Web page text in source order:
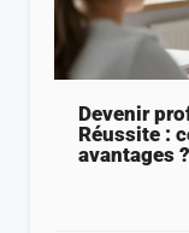
Devenir
Réussite :
avantages ?